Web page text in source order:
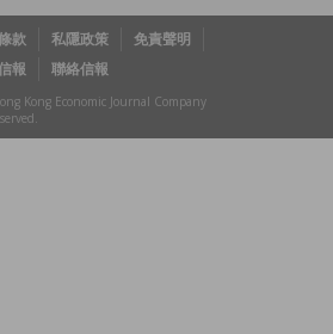
款 私隱政策
免責聲明
報 聯絡信報
Kong Economic Journal Company